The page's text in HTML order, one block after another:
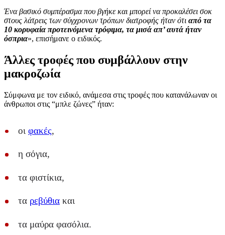
Ένα βασικό συμπέρασμα που βγήκε και μπορεί να προκαλέσει σοκ
στους λάτρεις των σύγχρονων τρόπων διατροφής ήταν ότι από τα
10 κορυφαία προτεινόμενα τρόφιμα, τα μισά απ’ αυτά ήταν
όσπρια», επισήμανε ο ειδικός.
Άλλες τροφές που συμβάλλουν στην
μακροζωία
Σύμφωνα με τον ειδικό, ανάμεσα στις τροφές που κατανάλωναν οι
άνθρωποι στις “μπλε ζώνες” ήταν:
οι φακές,
η σόγια,
τα φιστίκια,
τα ρεβύθια και
τα μαύρα φασόλια.